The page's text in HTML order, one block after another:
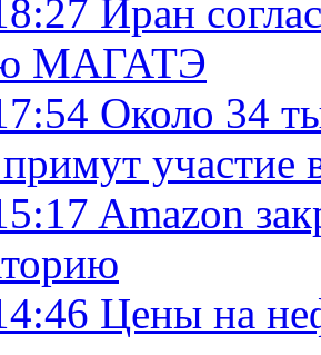
Иран
МАГАТЭ
Около 34
участие
Amazon
Цены на